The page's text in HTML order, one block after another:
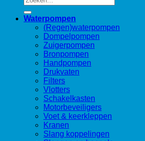
naar:
Waterpompen
(Regen)waterpompen
Dompelpompen
Zuigerpompen
Bronpompen
Handpompen
Drukvaten
Filters
Vlotters
Schakelkasten
Motorbeveiligers
Voet & keerkleppen
Kranen
Slang koppelingen